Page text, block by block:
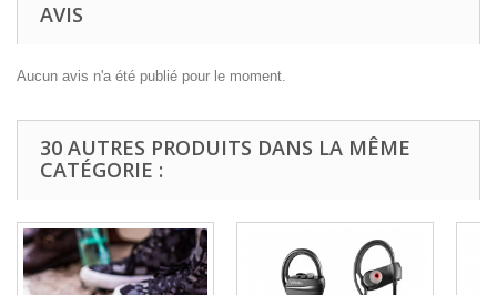
AVIS
Aucun avis n'a été publié pour le moment.
30 AUTRES PRODUITS DANS LA MÊME
CATÉGORIE :